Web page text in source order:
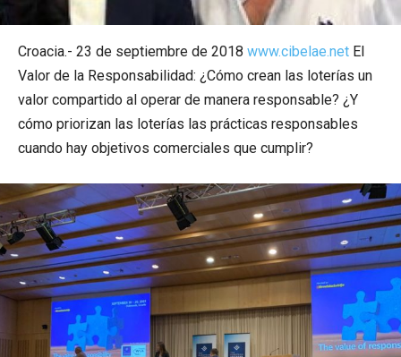
Croacia.- 23 de septiembre de 2018 www.cibelae.net El
Valor de la Responsabilidad: ¿Cómo crean las loterías un
valor compartido al operar de manera responsable? ¿Y
cómo priorizan las loterías las prácticas responsables
cuando hay objetivos comerciales que cumplir?